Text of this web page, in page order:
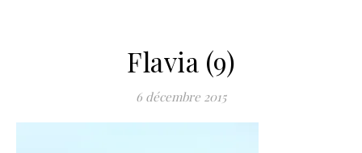
Flavia (9)
6 décembre 2015